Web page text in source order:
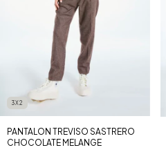
3X2
PANTALON TREVISO SASTRERO
CHOCOLATE MELANGE